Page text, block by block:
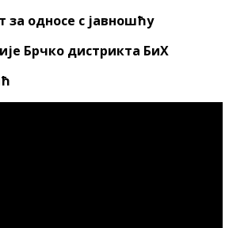
за односе с јавношћу
Брчко дистрикта БиХ